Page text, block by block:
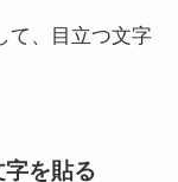
て、目立つ文字
を貼る